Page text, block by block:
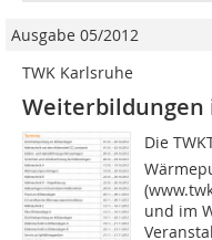
Ausgabe 05/2012
TWK Karlsruhe
Weiterbildungen
Die
und im